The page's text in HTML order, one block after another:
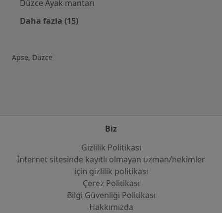
Düzce Ayak mantarı
Daha fazla (15)
Apse, Düzce
Biz
Gizlilik Politikası
İnternet sitesinde kayıtlı olmayan uzman/hekimler
i̇çin gizlilik politikası
Çerez Politikası
Bilgi Güvenliği Politikası
Hakkımızda